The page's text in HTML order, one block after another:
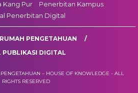
Kang Pur
Penerbitan Kampus
Penerbitan Digital
PENGETAHUAN
PUBLIKASI DIGITAL
– HOUSE OF KNOWLEDGE - ALL
RIGHTS RESERVED